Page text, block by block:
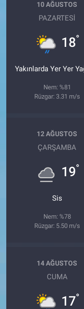
10 AĞUSTOS
PAZARTESI
18°
Yakınlarda Yer Yer
Nem: %81
Rüzgar: 3.31 m/s
12 AĞUSTOS
ÇARŞAMBA
19°
Sis
Nem: %78
Rüzgar: 5.50 m/s
14 AĞUSTOS
CUMA
17°